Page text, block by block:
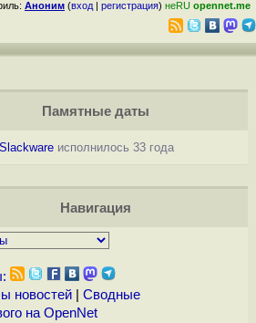
Аноним (вход | регистрация) неRU opennet.me
Памятные даты
Slackwareисполнилось 33 года
Навигация
новостей| Сводные
на OpenNet